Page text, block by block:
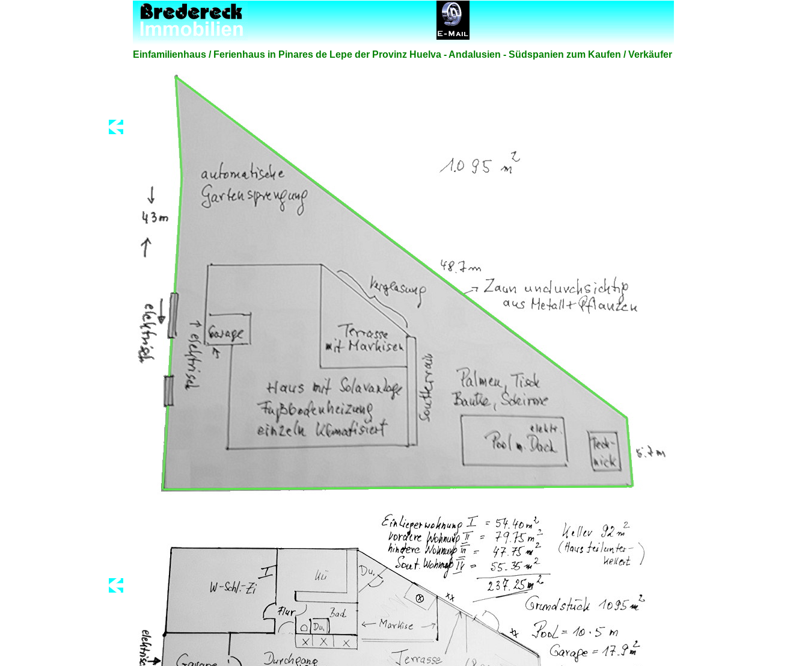
Einfamilienhaus / Ferienhaus in Pinares de Lepe der Provinz Huelva - Andalusien - Südspanien zum Kaufen / Verkäufer